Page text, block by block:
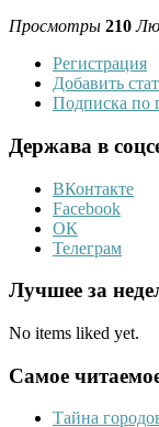
Просмотры 210
Регистрация
Добавить
Подписка по
Держава в
ВКонтакте
Facebook
ОК
Телеграм
Лучшее за
No items liked yet.
Самое
Тайна